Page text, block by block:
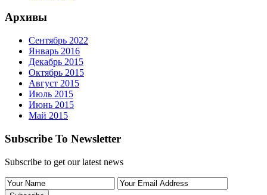
Архивы
Сентябрь 2022
Январь 2016
Декабрь 2015
Октябрь 2015
Август 2015
Июль 2015
Июнь 2015
Май 2015
Subscribe To Newsletter
Subscribe to get our latest news